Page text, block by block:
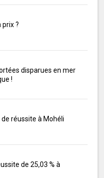
prix ?
disparues en mer
!
de réussite à Mohéli
de 25,03 % à